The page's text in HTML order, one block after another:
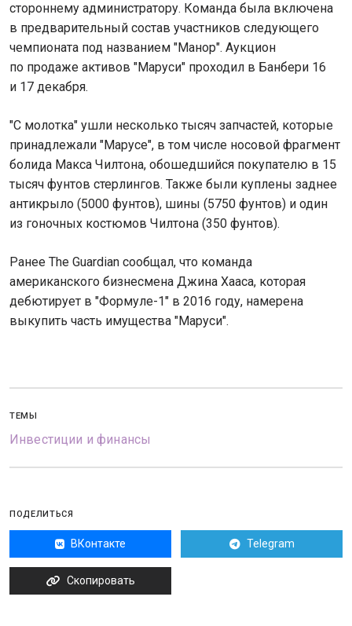
стороннему администратору. Команда была включена
в предварительный состав участников следующего
чемпионата под названием "Манор". Аукцион
по продаже активов "Маруси" проходил в Банбери 16
и 17 декабря.
"С молотка" ушли несколько тысяч запчастей, которые
принадлежали "Марусе", в том числе носовой фрагмент
болида Макса Чилтона, обошедшийся покупателю в 15
тысяч фунтов стерлингов. Также были куплены заднее
антикрыло (5000 фунтов), шины (5750 фунтов) и один
из гоночных костюмов Чилтона (350 фунтов).
Ранее The Guardian сообщал, что команда
американского бизнесмена Джина Хааса, которая
дебютирует в "Формуле-1" в 2016 году, намерена
выкупить часть имущества "Маруси".
ТЕМЫ
Инвестиции и финансы
ПОДЕЛИТЬСЯ
ВКонтакте Telegram
Скопировать